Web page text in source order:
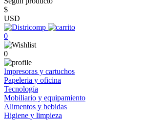
$
USD
0
0
Impresoras y cartuchos
Papeleria y oficina
Tecnología
Mobiliario y equipamiento
Alimentos y bebidas
Higiene y limpieza